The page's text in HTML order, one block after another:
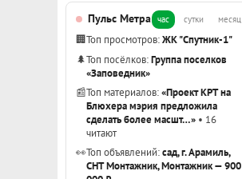
Пульс Метра час сутки месяц
🏢Топ просмотров:ЖК "Спутник-1"
🌲Топ посёлков:Группа поселков
«Заповедник»
📰Топ материалов:«Проект КРТ на
Блюхера мэрия предложила
сделать более масшт…» • 16
читают
👀Топ объявлений:сад, г. Арамиль,
СНТ Монтажник, Монтажник — 900